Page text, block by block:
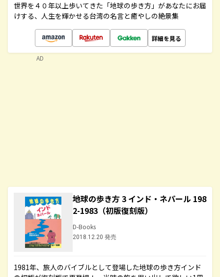
世界を４０年以上歩いてきた「地球の歩き方」があなたにお届
けする、人生を輝かせる台湾の名言と癒やしの絶景集
詳細を見る
地球の歩き方 3 インド・ネパール 198
2-1983（初版復刻版）
D-Books
2018.12.20 発売
1981年、旅人のバイブルとして登場した地球の歩き方インド
AD